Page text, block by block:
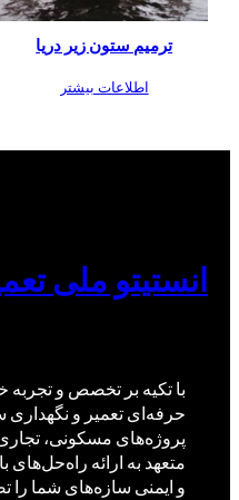
ترمیم ستون زیر دریا
اطلاعات بیشتر
انستیتو ملی
با تکیه بر تخصص و
حرفه‌ای تعمیر و نگهداری
پروژه‌های مسکونی،
متعهد به ارائه راه‌حل‌های
و ایمنی سازه‌های شما را